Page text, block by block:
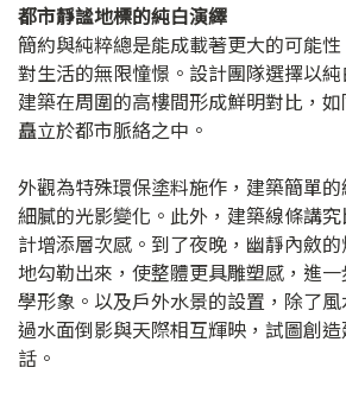
都市靜謐地標的純白演繹
簡約與純粹總是能成載著更大的可能
對生活的無限憧憬。設計團隊選擇以
建築在周圍的高樓間形成鮮明對比，
矗立於都市脈絡之中。
外觀為特殊環保塗料施作，建築簡單
細膩的光影變化。此外，建築線條講
計增添層次感。到了夜晚，幽靜內斂
地勾勒出來，使整體更具雕塑感，進
學形象。以及戶外水景的設置，除了
過水面倒影與天際相互輝映，試圖創
話。